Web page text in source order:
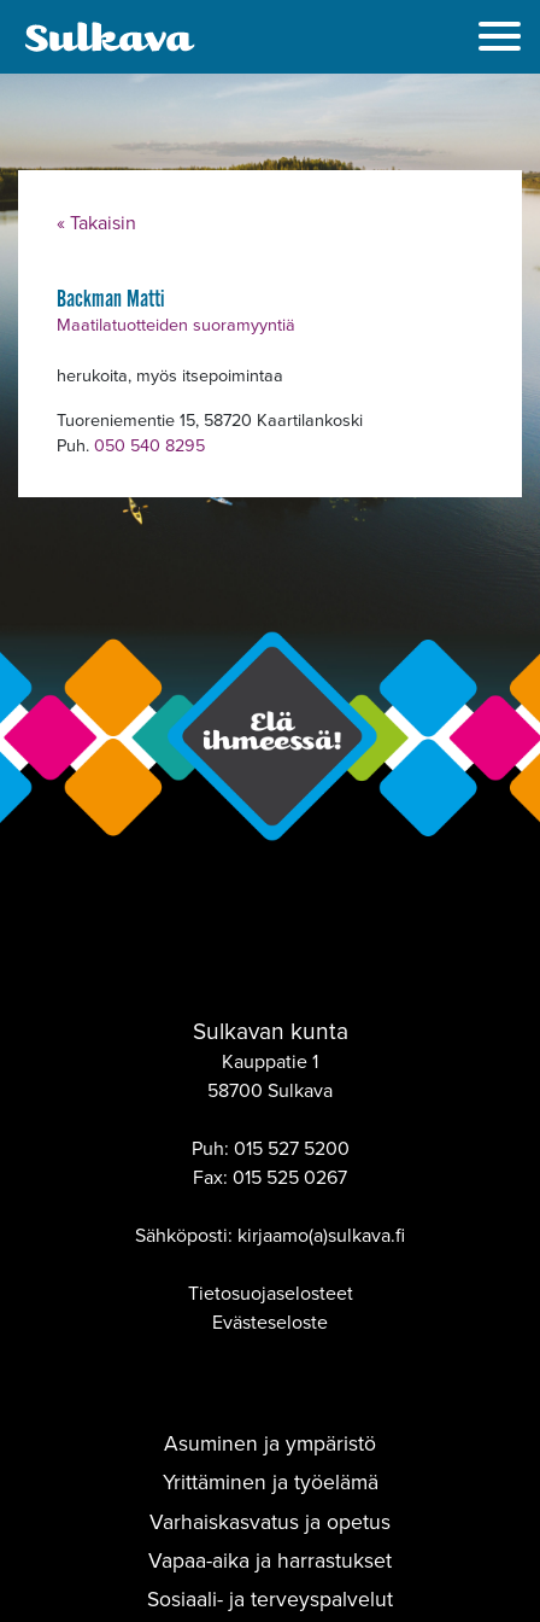
« Takaisin
Backman Matti
Maatilatuotteiden suoramyyntiä
herukoita, myös itsepoimintaa
Tuoreniementie 15, 58720 Kaartilankoski
Puh.050 540 8295
Sulkavan kunta
Kauppatie 1
58700 Sulkava
Puh: 015 527 5200
Fax: 015 525 0267
Sähköposti: kirjaamo(a)sulkava.fi
Tietosuojaselosteet
Evästeseloste
Alavalikko
Asuminen ja ympäristö
Yrittäminen ja työelämä
Varhaiskasvatus ja opetus
Vapaa-aika ja harrastukset
Sosiaali- ja terveyspalvelut